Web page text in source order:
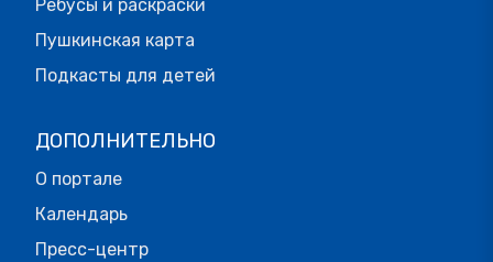
Ребусы и раскраски
Пушкинская карта
Подкасты для детей
ДОПОЛНИТЕЛЬНО
О портале
Календарь
Пресс-центр